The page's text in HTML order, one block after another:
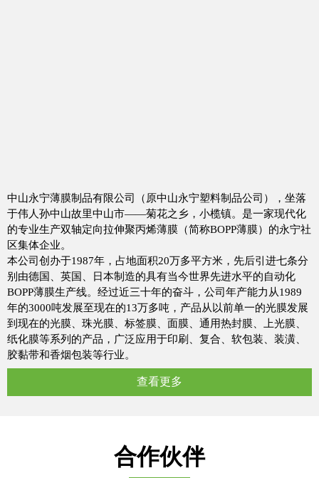
中山永宁薄膜制品有限公司（原中山永宁塑料制品公司），坐落
于伟人孙中山故里中山市——菊花之乡，小榄镇。是一家现代化
的专业生产双轴定向拉伸聚丙烯薄膜（简称BOPP薄膜）的永宁社
区集体企业。
本公司创办于1987年，占地面积20万多平方米，先后引进七条分
别由德国、英国、日本制造的具有当今世界先进水平的自动化
BOPP薄膜生产线。经过近三十年的奋斗，公司年产能力从1989
年的3000吨发展至现在的13万多吨，产品从以前单一的光膜发展
到现在的光膜、珠光膜、标签膜、面膜、通用热封膜、上光膜、
纸化膜等系列的产品，广泛应用于印刷、复合、软包装、装潢、
胶黏带和香烟包装等行业。
查看更多
合作伙伴